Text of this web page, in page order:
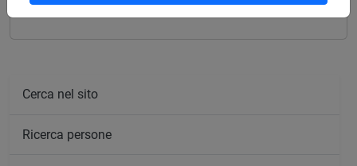
Cerca nel sito
Ricerca persone